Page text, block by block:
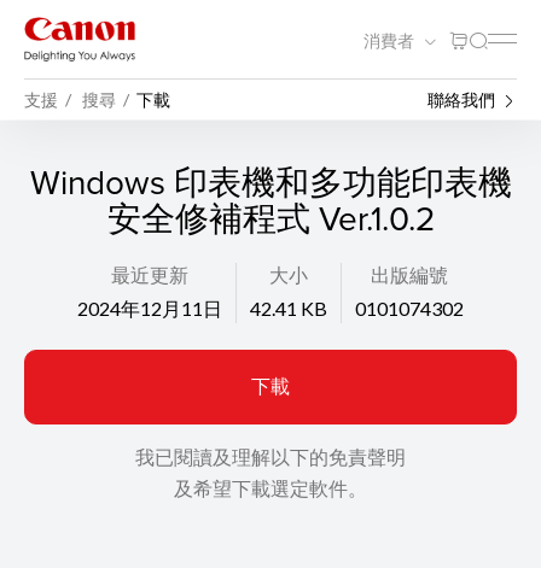
消費者
支援 搜尋 下載 聯絡我們
Windows 印表機和多功能印表機
安全修補程式 Ver.1.0.2
最近更新
2024年12月11日
大小
42.41 KB
出版編號
0101074302
下載
我已閱讀及理解以下的免責聲明
及希望下載選定軟件。